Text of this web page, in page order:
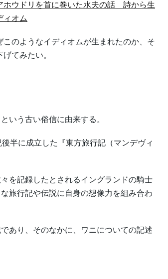
ホウドリを首に巻いた水夫の話 詩から生
ィオム
のようなイディオムが生まれたのか、そ
てみたい。
いう古い俗信に由来する。
半に成立した『東方旅行記（マンデヴィ
を記録したとされるイングランドの騎士
旅行記や伝説に自身の想像力を組み合わ
あり、そのなかに、ワニについての記述